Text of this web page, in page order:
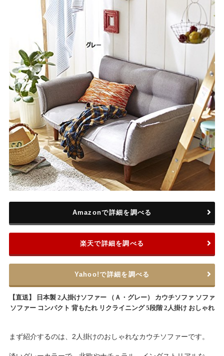
【直送】 日本製 2人掛けソファー （Ａ・グレー） カウチソファ ソファ
ソファー コンパクト 背もたれ リクライニング 5段階 2人掛け おしゃれ
Amazonで詳細を調べる
楽天で詳細を調べる
Yahoo!で詳細を調べる
まず紹介するのは、2人掛けのおしゃれなカウチソファーです。